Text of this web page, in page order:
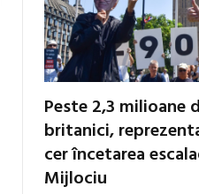
Peste 2,3 milioane
britanici,
cer încetarea
Mijlociu